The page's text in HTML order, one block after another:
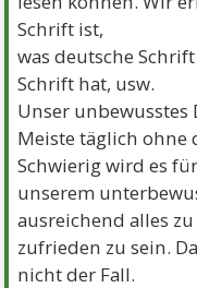
Schrift ist,
was deutsche
Schrift hat, usw.
Unser unbewusstes
Meiste täglich ohne
Schwierig wird es
unserem
ausreichend alles
zufrieden zu sein.
nicht der Fall.